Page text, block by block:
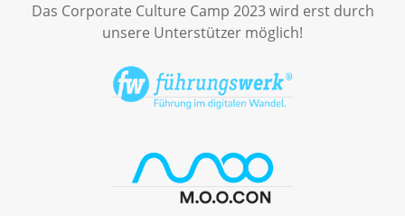
Das Corporate Culture Camp 2023 wird erst durch
unsere Unterstützer möglich!